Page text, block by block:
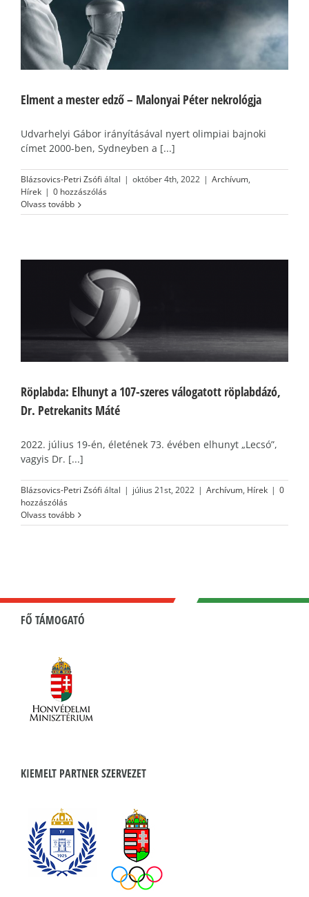
Elment a mester edző – Malonyai Péter nekrológja
Udvarhelyi Gábor irányításával nyert olimpiai bajnoki
címet 2000-ben, Sydneyben a [...]
Blázsovics-Petri Zsófi által | október 4th, 2022 | Archívum,
Hírek | 0 hozzászólás
Olvass tovább
Röplabda: Elhunyt a 107-szeres válogatott röplabdázó,
Dr. Petrekanits Máté
2022. július 19-én, életének 73. évében elhunyt „Lecsó”,
vagyis Dr. [...]
Blázsovics-Petri Zsófi által | július 21st, 2022 | Archívum, Hírek | 0
hozzászólás
Olvass tovább
FŐ TÁMOGATÓ
KIEMELT PARTNER SZERVEZET